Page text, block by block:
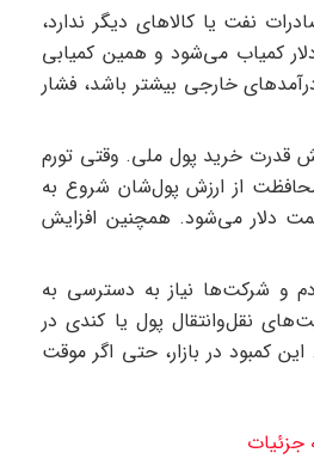
نفت یا کالاهای دیگر ندارد،
کمیاب می‌شود و همین کمیابی
خارجی بیشتر باشد، فشار
قدرت خرید پول ملی. وقتی تورم
از ارزش پول‌شان شروع به
دلار می‌شود. همچنین افزایش
و شرکت‌ها نیاز به دسترسی به
نقل‌وانتقال پول یا کندی در
کمبود در بازار، حتی اگر موقت